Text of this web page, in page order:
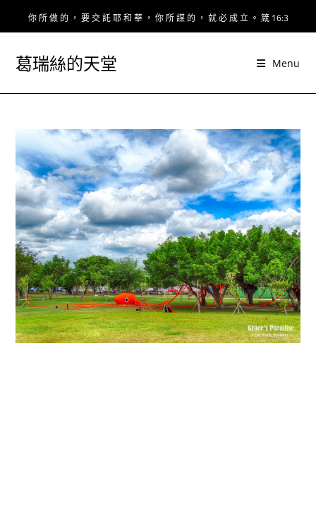
你 所 做 的 ， 要 交 託 耶 和 華 ， 你 所 謀 的 ， 就 必 成 立 。 箴 16:3
葛瑞絲的天堂 Menu